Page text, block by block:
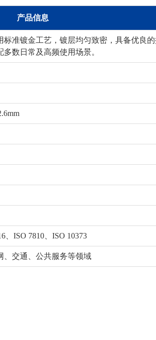
产品信息
标准镀金工艺，镀层均匀致密，具备优良
数日常及高频使用场景。
、ISO 7810、ISO 10373
、交通、公共服务等领域